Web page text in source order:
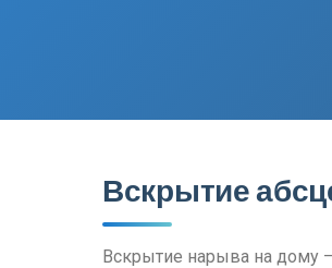
Вскрытие
Вскрытие нарыва на дому